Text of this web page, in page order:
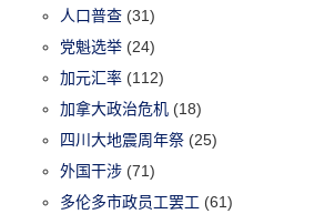
人口普查 (31)
党魁选举 (24)
加元汇率 (112)
加拿大政治危机 (18)
四川大地震周年祭 (25)
外国干涉 (71)
多伦多市政员工罢工 (61)